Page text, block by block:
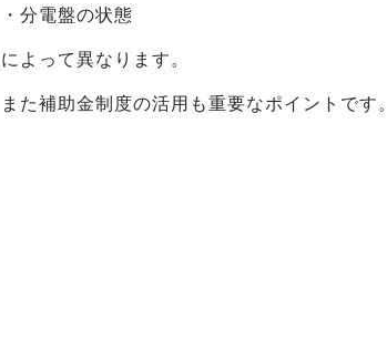
・分電盤の状態
によって異なります。
また補助金制度の活用も重要なポイントです。